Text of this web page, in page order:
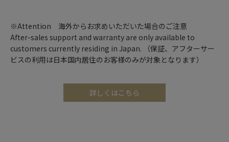
※Attention 海外からお求めいただいた場合のご注意
After-sales support and warranty are only available to
customers currently residing in Japan. （保証、アフターサー
ビスの利用は日本国内居住のお客様のみが対象となります）
詳しくはこちら